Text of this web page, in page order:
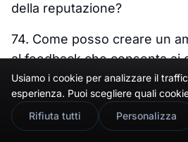
della reputazione?
74. Come posso creare un
al feedback che consenta ai
condividere le loro opinioni e
migliore reputazione online?
75. Come posso misurare
Usiamo i cookie per analizzare il
esperienza. Puoi scegliere quali
Rifiuta tutti
Personalizza
🇬🇧 Would you prefer this site in
View in English